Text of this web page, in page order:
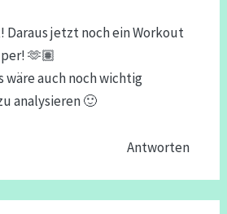
Daraus jetzt noch ein Workout
🫶🏽
wäre auch noch wichtig
analysieren 🙂
Antworten